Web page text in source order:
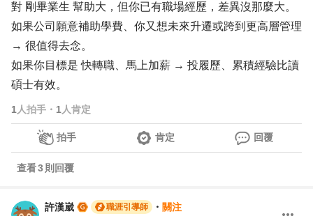
對 剛畢業生 幫助大，但你已有職場經歷，差異沒那麼大。
如果公司願意補助學費、你又想未來升遷或跨到更高層管理
→ 很值得去念。
如果你目標是 快轉職、馬上加薪 → 投履歷、累積經驗比讀
碩士有效。
1 人拍手 ・ 1 人肯定
拍手 肯定 回覆
查看3則回覆
許漢崴 職涯引導師 ・ 關注